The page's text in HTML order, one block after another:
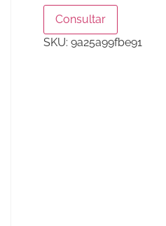
Consultar
SKU: 9a25a99fbe91